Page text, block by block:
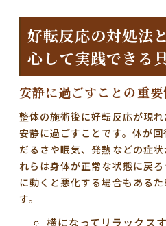
好転反応の対処法
心して実践できる
安静に過ごすことの重
整体の施術後に好転反応が現
安静に過ごすこと です。体が
だるさや眠気、発熱などの症
れらは身体が正常な状態に戻
に動くと悪化する場合もある
す。
横になってリラックス